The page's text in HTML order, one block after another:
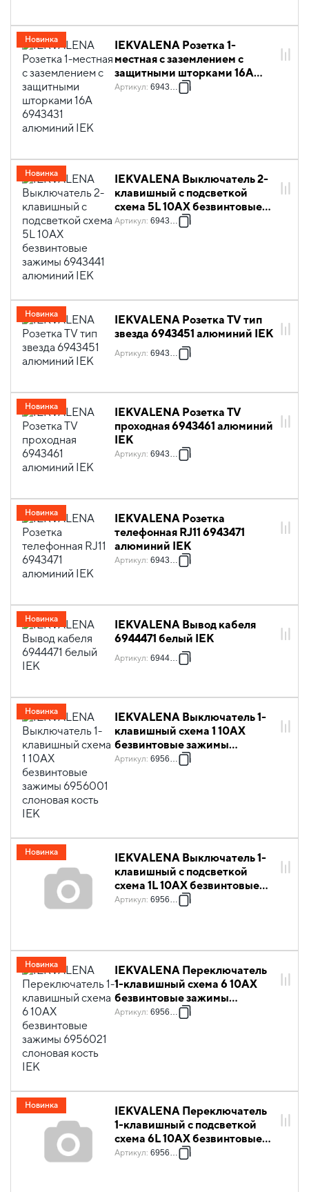
IEKVALENA Розетка 1-
местная с заземлением с
защитными шторками 16А
6943431 алюминий IEK
Артикул: 6943431
Новинка
IEKVALENA Выключатель 2-
клавишный с подсветкой
схема 5L 10АХ безвинтовые
зажимы 6943441 алюминий
Артикул: 6943441
Новинка
IEKVALENA Розетка TV тип
звезда 6943451 алюминий IEK
Артикул: 6943451
Новинка
IEKVALENA Розетка TV
проходная 6943461 алюминий
IEK
Артикул: 6943461
Новинка
IEKVALENA Розетка
телефонная RJ11 6943471
алюминий IEK
Артикул: 6943471
Новинка
IEKVALENA Вывод кабеля
6944471 белый IEK
Артикул: 6944471
Новинка
IEKVALENA Выключатель 1-
клавишный схема 1 10АХ
безвинтовые зажимы
6956001 слоновая кость IEK
Артикул: 6956001
Новинка
IEKVALENA Выключатель 1-
клавишный с подсветкой
схема 1L 10АХ безвинтовые
зажимы 6956011 слоновая
Артикул: 6956011
Новинка
IEKVALENA Переключатель
1-клавишный схема 6 10АХ
безвинтовые зажимы
6956021 слоновая кость IEK
Артикул: 6956021
Новинка
IEKVALENA Переключатель
1-клавишный с подсветкой
схема 6L 10АХ безвинтовые
зажимы 6956031 слоновая
Артикул: 6956031
Новинка